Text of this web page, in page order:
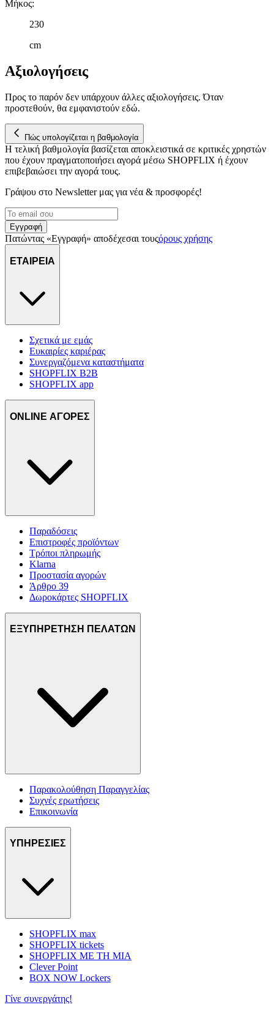
Μήκος:
230
cm
Αξιολογήσεις
Προς το παρόν δεν υπάρχουν άλλες αξιολογήσεις. Όταν
προστεθούν, θα εμφανιστούν εδώ.
Πώς υπολογίζεται η βαθμολογία
Η τελική βαθμολογία βασίζεται αποκλειστικά σε κριτικές χρηστών
που έχουν πραγματοποιήσει αγορά μέσω SHOPFLIX ή έχουν
επιβεβαιώσει την αγορά τους.
Γράψου στο Νewsletter μας για νέα & προσφορές!
Εγγραφή
Πατώντας «Εγγραφή» αποδέχεσαι τουςόρους χρήσης
ΕΤΑΙΡΕΙΑ
Σχετικά με εμάς
Ευκαιρίες καριέρας
Συνεργαζόμενα καταστήματα
SHOPFLIX B2B
SHOPFLIX app
ONLINE ΑΓΟΡΕΣ
Παραδόσεις
Επιστροφές προϊόντων
Τρόποι πληρωμής
Klarna
Προστασία αγορών
Άρθρο 39
Δωροκάρτες SHOPFLIX
ΕΞΥΠΗΡΕΤΗΣΗ ΠΕΛΑΤΩΝ
Παρακολούθηση Παραγγελίας
Συχνές ερωτήσεις
Επικοινωνία
ΥΠΗΡΕΣΙΕΣ
SHOPFLIX max
SHOPFLIX tickets
SHOPFLIX ΜΕ ΤΗ ΜΙΑ
Clever Point
BOX NOW Lockers
Γίνε συνεργάτης!